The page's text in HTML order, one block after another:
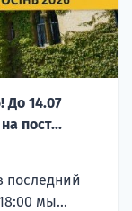
14.07
пост...
последний
мы...